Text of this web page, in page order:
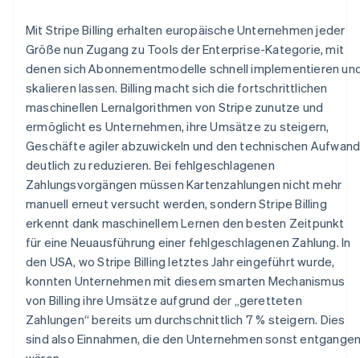
Atlas
Start-up-Gründung
Climate
CO₂-Entnahme
Identity
Online-Identitätsprüfung
Stripe-Sessions 2026
Erfahren Sie, wie Stripe Lösungen für die
Jetzt ansehen
Ecosystem
Partner
Stripe App-Marktplatz
Mit Stripe Billing erhalten europäische Unternehmen jeder
Größe nun Zugang zu Tools der Enterprise-Kategorie, mit
denen sich Abonnementmodelle schnell implementieren
skalieren lassen. Billing macht sich die fortschrittlichen
maschinellen Lernalgorithmen von Stripe zunutze und
ermöglicht es Unternehmen, ihre Umsätze zu steigern,
Geschäfte agiler abzuwickeln und den technischen Aufwand
deutlich zu reduzieren. Bei fehlgeschlagenen
Zahlungsvorgängen müssen Kartenzahlungen nicht mehr
manuell erneut versucht werden, sondern Stripe Billing
erkennt dank maschinellem Lernen den besten Zeitpunkt
für eine Neuausführung einer fehlgeschlagenen Zahlung. In
den USA, wo Stripe Billing letztes Jahr eingeführt wurde,
konnten Unternehmen mit diesem smarten Mechanismus
von Billing ihre Umsätze aufgrund der „geretteten
Zahlungen“ bereits um durchschnittlich 7 % steigern. Dies
sind also Einnahmen, die den Unternehmen sonst